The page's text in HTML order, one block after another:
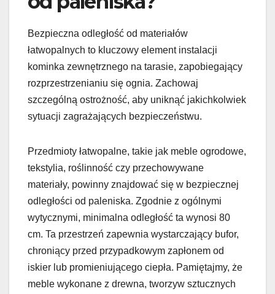
Bezpieczna odległość od materiałów
łatwopalnych to kluczowy element instalacji
kominka zewnętrznego na tarasie, zapobiegający
rozprzestrzenianiu się ognia. Zachowaj
szczególną ostrożność, aby uniknąć jakichkolwiek
sytuacji zagrażających bezpieczeństwu.
Przedmioty łatwopalne, takie jak meble ogrodowe,
tekstylia, roślinność czy przechowywane
materiały, powinny znajdować się w bezpiecznej
odległości od paleniska. Zgodnie z ogólnymi
wytycznymi, minimalna odległość ta wynosi 80
cm. Ta przestrzeń zapewnia wystarczający bufor,
chroniący przed przypadkowym zapłonem od
iskier lub promieniującego ciepła. Pamiętajmy, że
meble wykonane z drewna, tworzyw sztucznych